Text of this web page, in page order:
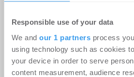
Responsible use of your data
We and our 1 partnersprocess
using technology such as cookies
your device in order to serve
content measurement, audience
registriert, erstellen Sie sich
kostenlosen Account, um auf die